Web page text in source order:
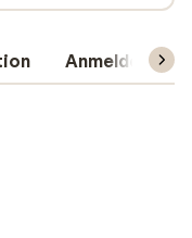
Anmeldelser